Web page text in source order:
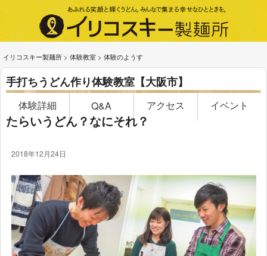
イリコスキー製麺所 > 体験教室 > 体験のようす
手打ちうどん作り体験教室【大阪市】
体験詳細 Q&A アクセス イベント
たらいうどん？なにそれ？
2018年12月24日